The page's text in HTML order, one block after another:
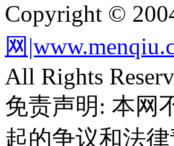
Copyright ©
网
All Rights
免责声明: 本网
起的争议和法律